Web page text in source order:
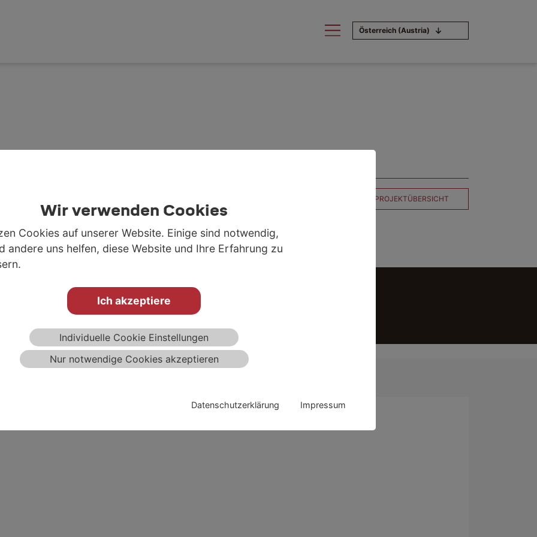
Wir verwenden Cookies
Cookies auf unserer Website. Einige sind notwendig,
andere uns helfen, diese Website und Ihre Erfahrung zu
Ich akzeptiere
Individuelle Cookie Einstellungen
Nur notwendige Cookies akzeptieren
Datenschutzerklärung Impressum
Österreich (Austria)
ZURÜCK ZUR PROJEKTÜBERSICHT